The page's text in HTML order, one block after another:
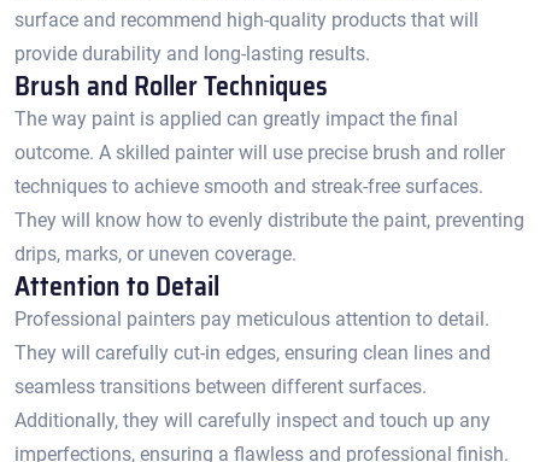
surface and recommend high-quality products that will
provide durability and long-lasting results.​
Brush and Roller Techniques
The way paint is applied can greatly impact the final
outcome.​ A skilled painter will use precise brush and roller
techniques to achieve smooth and streak-free surfaces.​
They will know how to evenly distribute the paint, preventing
drips, marks, or uneven coverage.​
Attention to Detail
Professional painters pay meticulous attention to detail.​
They will carefully cut-in edges, ensuring clean lines and
seamless transitions between different surfaces.​
Additionally, they will carefully inspect and touch up any
imperfections, ensuring a flawless and professional finish.